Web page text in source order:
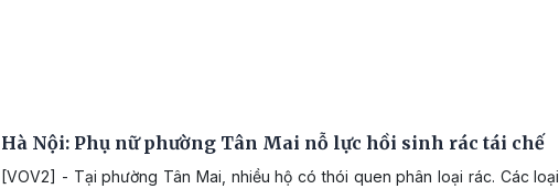
Hà Nội: Phụ nữ phường Tân Mai nỗ lực hồi sinh rác tái chế
[VOV2] - Tại phường Tân Mai, nhiều hộ có thói quen phân loại rác. Các loại